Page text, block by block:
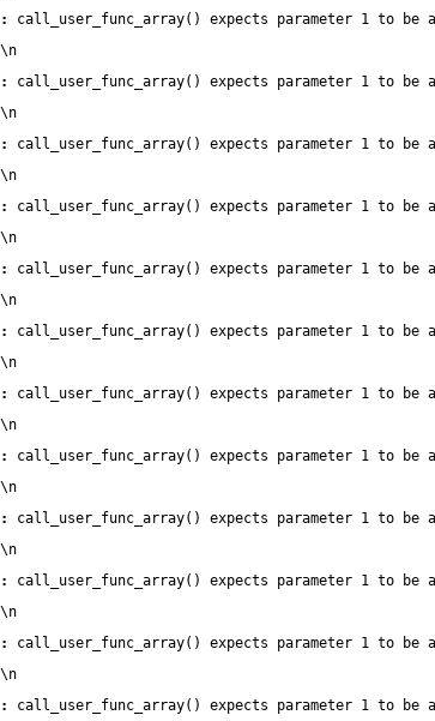
:
call_user_func_array() expects parameter 1 to
\n
:
call_user_func_array() expects parameter 1 to
\n
:
call_user_func_array() expects parameter 1 to
\n
:
call_user_func_array() expects parameter 1 to
\n
:
call_user_func_array() expects parameter 1 to
\n
:
call_user_func_array() expects parameter 1 to
\n
:
call_user_func_array() expects parameter 1 to
\n
:
call_user_func_array() expects parameter 1 to
\n
:
call_user_func_array() expects parameter 1 to
\n
:
call_user_func_array() expects parameter 1 to
\n
:
call_user_func_array() expects parameter 1 to
\n
:
call_user_func_array() expects parameter 1 to